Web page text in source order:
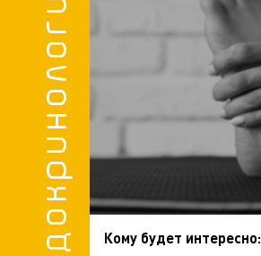
Эндокринология Кому будет интересно: